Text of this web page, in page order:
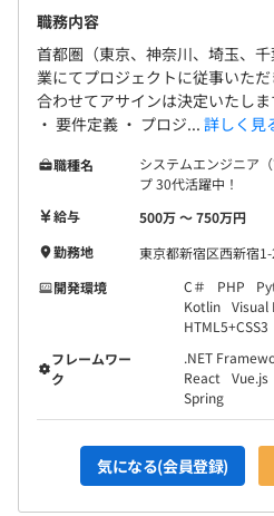
職務内容
首都圏（東京、神奈川、埼玉、
業にてプロジェクトに従事いた
合わせてアサインは決定いたしま
・ 要件定義 ・ プロジ... 詳しく見
職種名
システムエンジニア
プ 30代活躍中！
給与
500万 〜 750万円
勤務地
東京都新宿区西新宿
開発環境
C＃ PHP
Kotlin Visual
HTML5+CSS3
フレームワー
ク
.NET
React
Vue.js
Spring
気になる(会員登録)